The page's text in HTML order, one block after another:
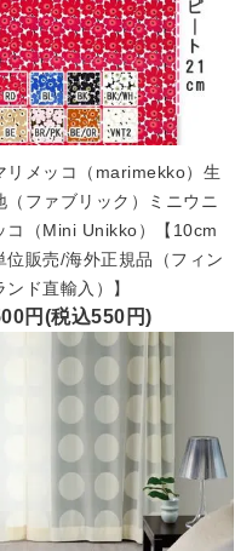
リメッコ（marimekko）生
（ファブリック）ミニウニ
コ（Mini Unikko）【10cm
位販売/海外正規品（フィン
ンド直輸入）】
円(税込550円)